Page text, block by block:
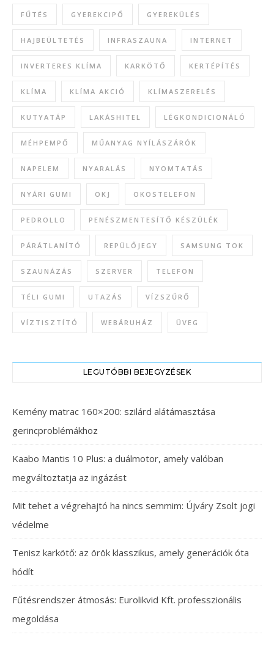
FŰTÉS GYEREKCIPŐ GYEREKÜLÉS
HAJBEÜLTETÉS INFRASZAUNA INTERNET
INVERTERES KLÍMA KARKÖTŐ KERTÉPÍTÉS
KLÍMA KLÍMA AKCIÓ KLÍMASZERELÉS
KUTYATÁP LAKÁSHITEL LÉGKONDICIONÁLÓ
MÉHPEMPŐ MŰANYAG NYÍLÁSZÁRÓK
NAPELEM NYARALÁS NYOMTATÁS
NYÁRI GUMI OKJ OKOSTELEFON
PEDROLLO PENÉSZMENTESÍTŐ KÉSZÜLÉK
PÁRÁTLANÍTÓ REPÜLŐJEGY SAMSUNG TOK
SZAUNÁZÁS SZERVER TELEFON
TÉLI GUMI UTAZÁS VÍZSZŰRŐ
VÍZTISZTÍTÓ WEBÁRUHÁZ ÜVEG
LEGUTÓBBI BEJEGYZÉSEK
Kemény matrac 160×200: szilárd alátámasztása
gerincproblémákhoz
Kaabo Mantis 10 Plus: a duálmotor, amely valóban
megváltoztatja az ingázást
Mit tehet a végrehajtó ha nincs semmim: Újváry Zsolt jogi
védelme
Tenisz karkötő: az örök klasszikus, amely generációk óta
hódít
Fűtésrendszer átmosás: Eurolikvid Kft. professzionális
megoldása